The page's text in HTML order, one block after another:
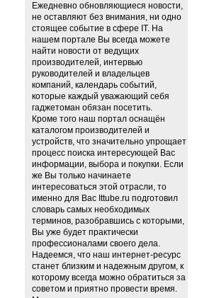
Ежедневно обновляющиеся новости,
не оставляют без внимания, ни одно
стоящее событие в сфере IT. На
нашем портале Вы всегда можете
найти новости от ведущих
производителей, интервью
руководителей и владельцев
компаний, календарь событий,
которые каждый уважающий себя
гаджетоман обязан посетить.
Кроме того наш портал оснащён
каталогом производителей и
устройств, что значительно упрощает
процесс поиска интересующей Вас
информации, выбора и покупки. Если
же Вы только начинаете
интересоваться этой отрасли, то
именно для Вас Ittube.ru подготовил
словарь самых необходимых
терминов, разобравшись с которыми,
Вы уже будет практически
профессионалами своего дела.
Надеемся, что наш интернет-ресурс
станет близким и надежным другом, к
которому всегда можно обратиться за
советом и приятно провести время.